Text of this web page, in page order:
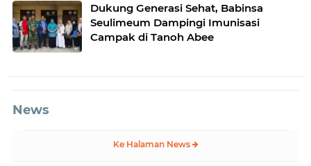
Dukung Generasi Sehat, Babinsa
Seulimeum Dampingi Imunisasi
Campak di Tanoh Abee
News
Ke Halaman News